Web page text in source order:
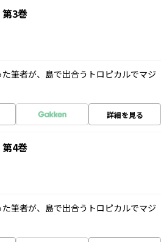
3巻
筆者が、島で出合うトロピカルでマジ
詳細を見る
4巻
筆者が、島で出合うトロピカルでマジ